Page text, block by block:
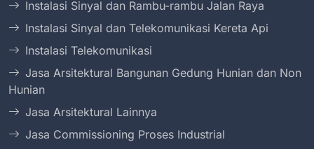
Instalasi Sinyal dan Rambu-rambu Jalan Raya
Instalasi Sinyal dan Telekomunikasi Kereta Api
Instalasi Telekomunikasi
Jasa Arsitektural Bangunan Gedung Hunian dan Non
Hunian
Jasa Arsitektural Lainnya
Jasa Commissioning Proses Industrial